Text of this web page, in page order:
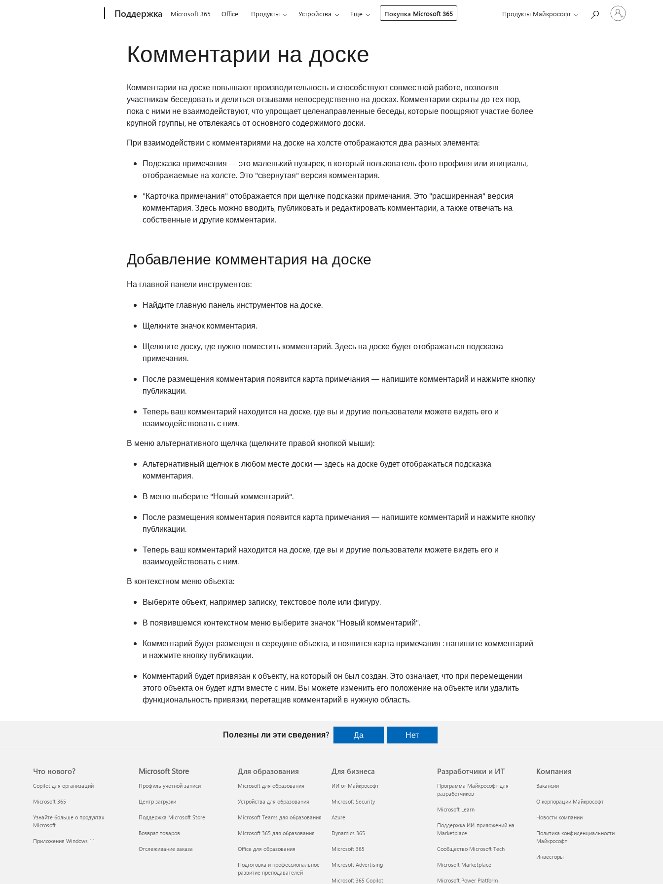
Поддержка Microsoft 365 Office Продукты Устройства Еще Покупка Microsoft 365 Продукты Майкрософт
Войдите
учетную
Комментарии на доске
Комментарии на доске повышают производительность и способствуют совместной работе, позволяя
участникам беседовать и делиться отзывами непосредственно на досках. Комментарии скрыты до тех пор,
пока с ними не взаимодействуют, что упрощает целенаправленные беседы, которые поощряют участие более
крупной группы, не отвлекаясь от основного содержимого доски.
При взаимодействии с комментариями на доске на холсте отображаются два разных элемента:
Подсказка примечания — это маленький пузырек, в который пользователь фото профиля или инициалы,
отображаемые на холсте. Это "свернутая" версия комментария.
"Карточка примечания" отображается при щелчке подсказки примечания. Это "расширенная" версия
комментария. Здесь можно вводить, публиковать и редактировать комментарии, а также отвечать на
собственные и другие комментарии.
Добавление комментария на доске
На главной панели инструментов:
Найдите главную панель инструментов на доске.
Щелкните значок комментария.
Щелкните доску, где нужно поместить комментарий. Здесь на доске будет отображаться подсказка
примечания.
После размещения комментария появится карта примечания — напишите комментарий и нажмите кнопку
публикации.
Теперь ваш комментарий находится на доске, где вы и другие пользователи можете видеть его и
взаимодействовать с ним.
В меню альтернативного щелчка (щелкните правой кнопкой мыши):
Альтернативный щелчок в любом месте доски — здесь на доске будет отображаться подсказка
комментария.
В меню выберите "Новый комментарий".
После размещения комментария появится карта примечания — напишите комментарий и нажмите кнопку
публикации.
Теперь ваш комментарий находится на доске, где вы и другие пользователи можете видеть его и
взаимодействовать с ним.
В контекстном меню объекта:
Выберите объект, например записку, текстовое поле или фигуру.
В появившемся контекстном меню выберите значок "Новый комментарий".
Комментарий будет размещен в середине объекта, и появится карта примечания : напишите комментарий
и нажмите кнопку публикации.
Комментарий будет привязан к объекту, на который он был создан. Это означает, что при перемещении
этого объекта он будет идти вместе с ним. Вы можете изменить его положение на объекте или удалить
функциональность привязки, перетащив комментарий в нужную область.
Полезны ли эти сведения? Да Нет
Что нового?
Copilot для организаций
Microsoft 365
Узнайте больше о продуктах
Microsoft
Приложения Windows 11
Microsoft Store
Профиль учетной записи
Центр загрузки
Поддержка Microsoft Store
Возврат товаров
Отслеживание заказа
Для образования
Microsoft для образования
Устройства для образования
Microsoft Teams для образования
Microsoft 365 для образования
Office для образования
Подготовка и профессиональное
развитие преподавателей
Для бизнеса
ИИ от Майкрософт
Microsoft Security
Azure
Dynamics 365
Microsoft 365
Microsoft Advertising
Microsoft 365 Copilot
Разработчики и ИТ
Программа Майкрософт для
разработчиков
Microsoft Learn
Поддержка ИИ-приложений на
Marketplace
Сообщество Microsoft Tech
Microsoft Marketplace
Microsoft Power Platform
Компания
Вакансии
О корпорации Майкрософт
Новости компании
Политика конфиденциальности
Майкрософт
Инвесторы